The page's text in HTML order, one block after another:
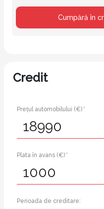
Cumpără în
Credit
Prețul automobilului (€) *
Plata în avans (€) *
Perioada de creditare: